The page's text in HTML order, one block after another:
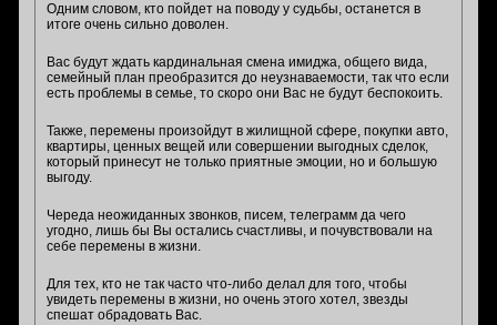
Одним словом, кто пойдет на поводу у судьбы, останется в
итоге очень сильно доволен.
Вас будут ждать кардинальная смена имиджа, общего вида,
семейный план преобразится до неузнаваемости, так что если
есть проблемы в семье, то скоро они Вас не будут беспокоить.
Также, перемены произойдут в жилищной сфере, покупки авто,
квартиры, ценных вещей или совершении выгодных сделок,
который принесут не только приятные эмоции, но и большую
выгоду.
Череда неожиданных звонков, писем, телеграмм да чего
угодно, лишь бы Вы остались счастливы, и почувствовали на
себе перемены в жизни.
Для тех, кто не так часто что-либо делал для того, чтобы
увидеть перемены в жизни, но очень этого хотел, звезды
спешат обрадовать Вас.